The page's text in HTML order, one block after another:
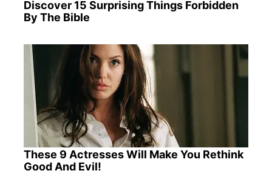
Discover 15 Surprising Things Forbidden
By The Bible
These 9 Actresses Will Make You Rethink
Good And Evil!